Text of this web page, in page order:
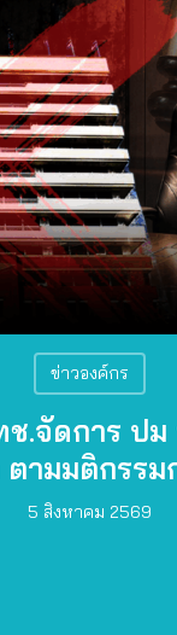
ข่าวองค์กร
ช.จัดการ ป
ามมติกรรม
5 สิงหาคม 2569